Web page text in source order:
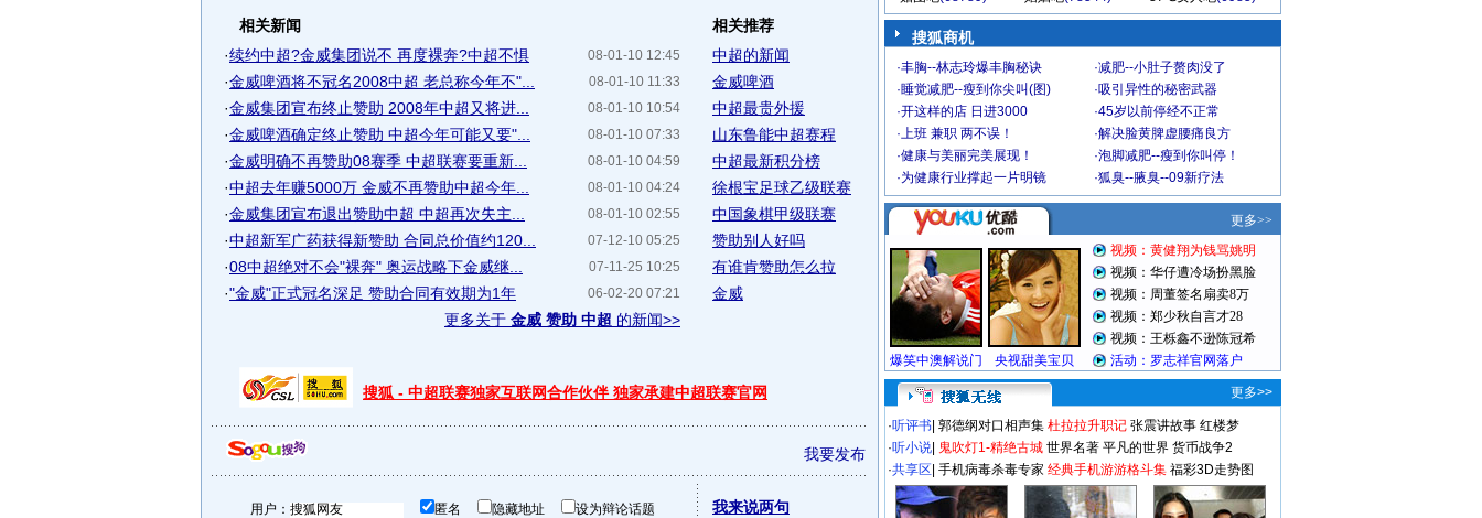
相关新闻
08-01-10 12:45
·续约中超?金威集团说不 再度裸奔?中超不惧
08-01-10 11:33
·金威啤酒将不冠名2008中超 老总称今年不"...
08-01-10 10:54
·金威集团宣布终止赞助 2008年中超又将进...
08-01-10 07:33
·金威啤酒确定终止赞助 中超今年可能又要"...
08-01-10 04:59
·金威明确不再赞助08赛季 中超联赛要重新...
08-01-10 04:24
·中超去年赚5000万 金威不再赞助中超今年...
08-01-10 02:55
·金威集团宣布退出赞助中超 中超再次失主...
07-12-10 05:25
·中超新军广药获得新赞助 合同总价值约120...
07-11-25 10:25
·08中超绝对不会"裸奔" 奥运战略下金威继...
06-02-20 07:21
·"金威"正式冠名深足 赞助合同有效期为1年
更多关于 金威 赞助 中超 的新闻>>
相关推荐
中超的新闻
金威啤酒
中超最贵外援
山东鲁能中超赛程
中超最新积分榜
徐根宝足球乙级联赛
中国象棋甲级联赛
赞助别人好吗
有谁肯赞助怎么拉
金威
搜狐 - 中超联赛独家互联网合作伙伴 独家承建中超联赛官网
我要发布
用户： 匿名 隐藏地址 设为辩论话题 我来说两句
搜狐商机
·丰胸--林志玲爆丰胸秘诀 ·减肥--小肚子赘肉没了
·睡觉减肥--瘦到你尖叫(图) ·吸引异性的秘密武器
·开这样的店 日进3000 ·45岁以前停经不正常
·上班 兼职 两不误！ ·解决脸黄脾虚腰痛良方
·健康与美丽完美展现！ ·泡脚减肥--瘦到你叫停！
·为健康行业撑起一片明镜 ·狐臭--腋臭--09新疗法
更多>>
·听评书 郭德纲对口相声集 杜拉拉升职记 张震讲故事 红楼梦
·听小说 鬼吹灯1-精绝古城 世界名著 平凡的世界 货币战争2
·共享区 手机病毒杀毒专家 经典手机游游格斗集 福彩3D走势图